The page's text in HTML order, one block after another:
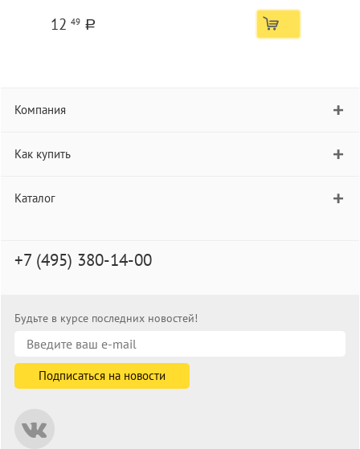
12 49 a
Компания
Как купить
Каталог
+7 (495) 380-14-00
Будьте в курсе последних новостей!